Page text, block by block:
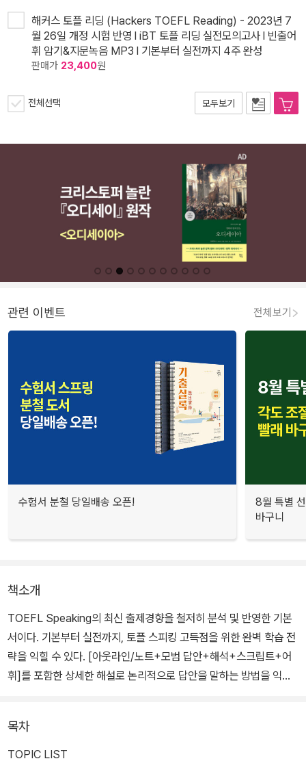
해커스 토플 리딩 (Hackers TOEFL Reading) - 2023년 7
월 26일 개정 시험 반영 l iBT 토플 리딩 실전모의고사 l 빈출어
휘 암기&지문녹음 MP3 l 기본부터 실전까지 4주 완성
판매가 23,400원
전체선택 모두보기
관련 이벤트 전체보기
수험서 분철 당일배송 오픈!
8월 특별
바구니
책소개
TOEFL Speaking의 최신 출제경향을 철저히 분석 및 반영한 기본
서이다. 기본부터 실전까지, 토플 스피킹 고득점을 위한 완벽 학습 전
략을 익힐 수 있다. [아웃라인/노트+모범 답안+해석+스크립트+어
휘]를 포함한 상세한 해설로 논리적으로 답안을 말하는 방법을 익
목차
TOPIC LIST